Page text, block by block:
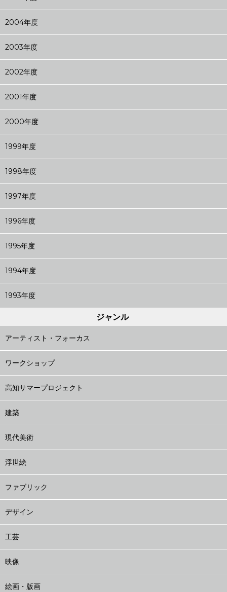
2004年度
2003年度
2002年度
2001年度
2000年度
1999年度
1998年度
1997年度
1996年度
1995年度
1994年度
1993年度
ジャンル
アーティスト・フォーカス
ワークショップ
高知サマープロジェクト
建築
現代美術
浮世絵
ファブリック
デザイン
工芸
映像
絵画・版画